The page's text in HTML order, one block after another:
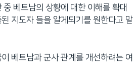
베트남의 상황에 대한 이해를 확대
지도자 들을 알게되기를 원한다고 말
베트남과 군사 관계를 개선하려는 여